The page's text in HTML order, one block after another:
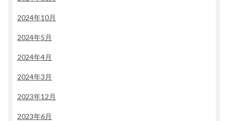
2024年10月
2024年5月
2024年4月
2024年3月
2023年12月
2023年6月